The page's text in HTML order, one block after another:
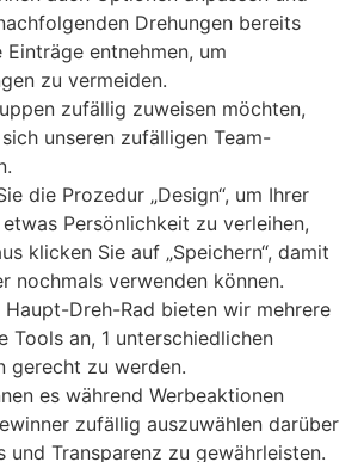
Drehungen bereits
Einträge entnehmen, um
zu vermeiden.
zufällig zuweisen möchten,
unseren zufälligen Team-
die Prozedur „Design“, um Ihrer
Persönlichkeit zu verleihen,
klicken Sie auf „Speichern“, damit
nochmals verwenden können.
Haupt-Dreh-Rad bieten wir mehrere
Tools an, 1 unterschiedlichen
gerecht zu werden.
es während Werbeaktionen
zufällig auszuwählen darüber
und Transparenz zu gewährleisten.